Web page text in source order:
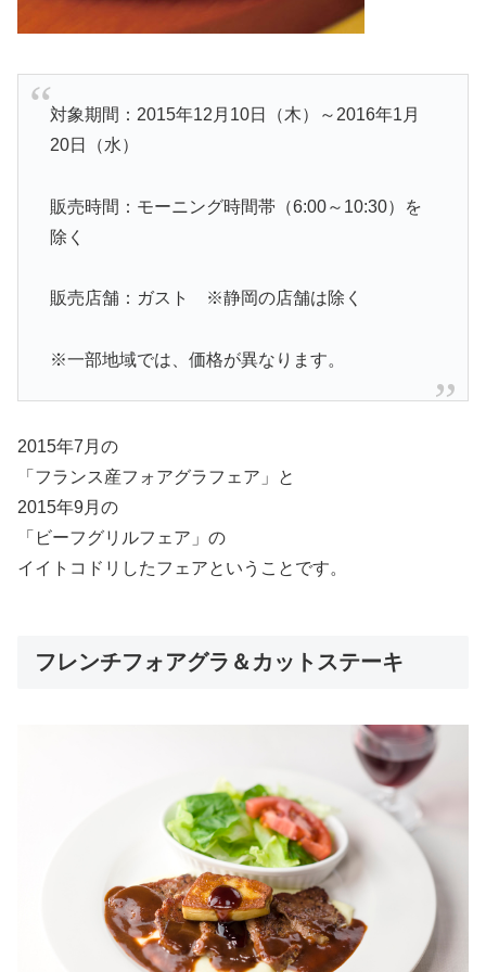
対象期間：2015年12月10日（木）～2016年1月
20日（水）
販売時間：モーニング時間帯（6:00～10:30）を
除く
販売店舗：ガスト ※静岡の店舗は除く
※一部地域では、価格が異なります。
2015年7月の
「フランス産フォアグラフェア」と
2015年9月の
「ビーフグリルフェア」の
イイトコドリしたフェアということです。
フレンチフォアグラ＆カットステーキ